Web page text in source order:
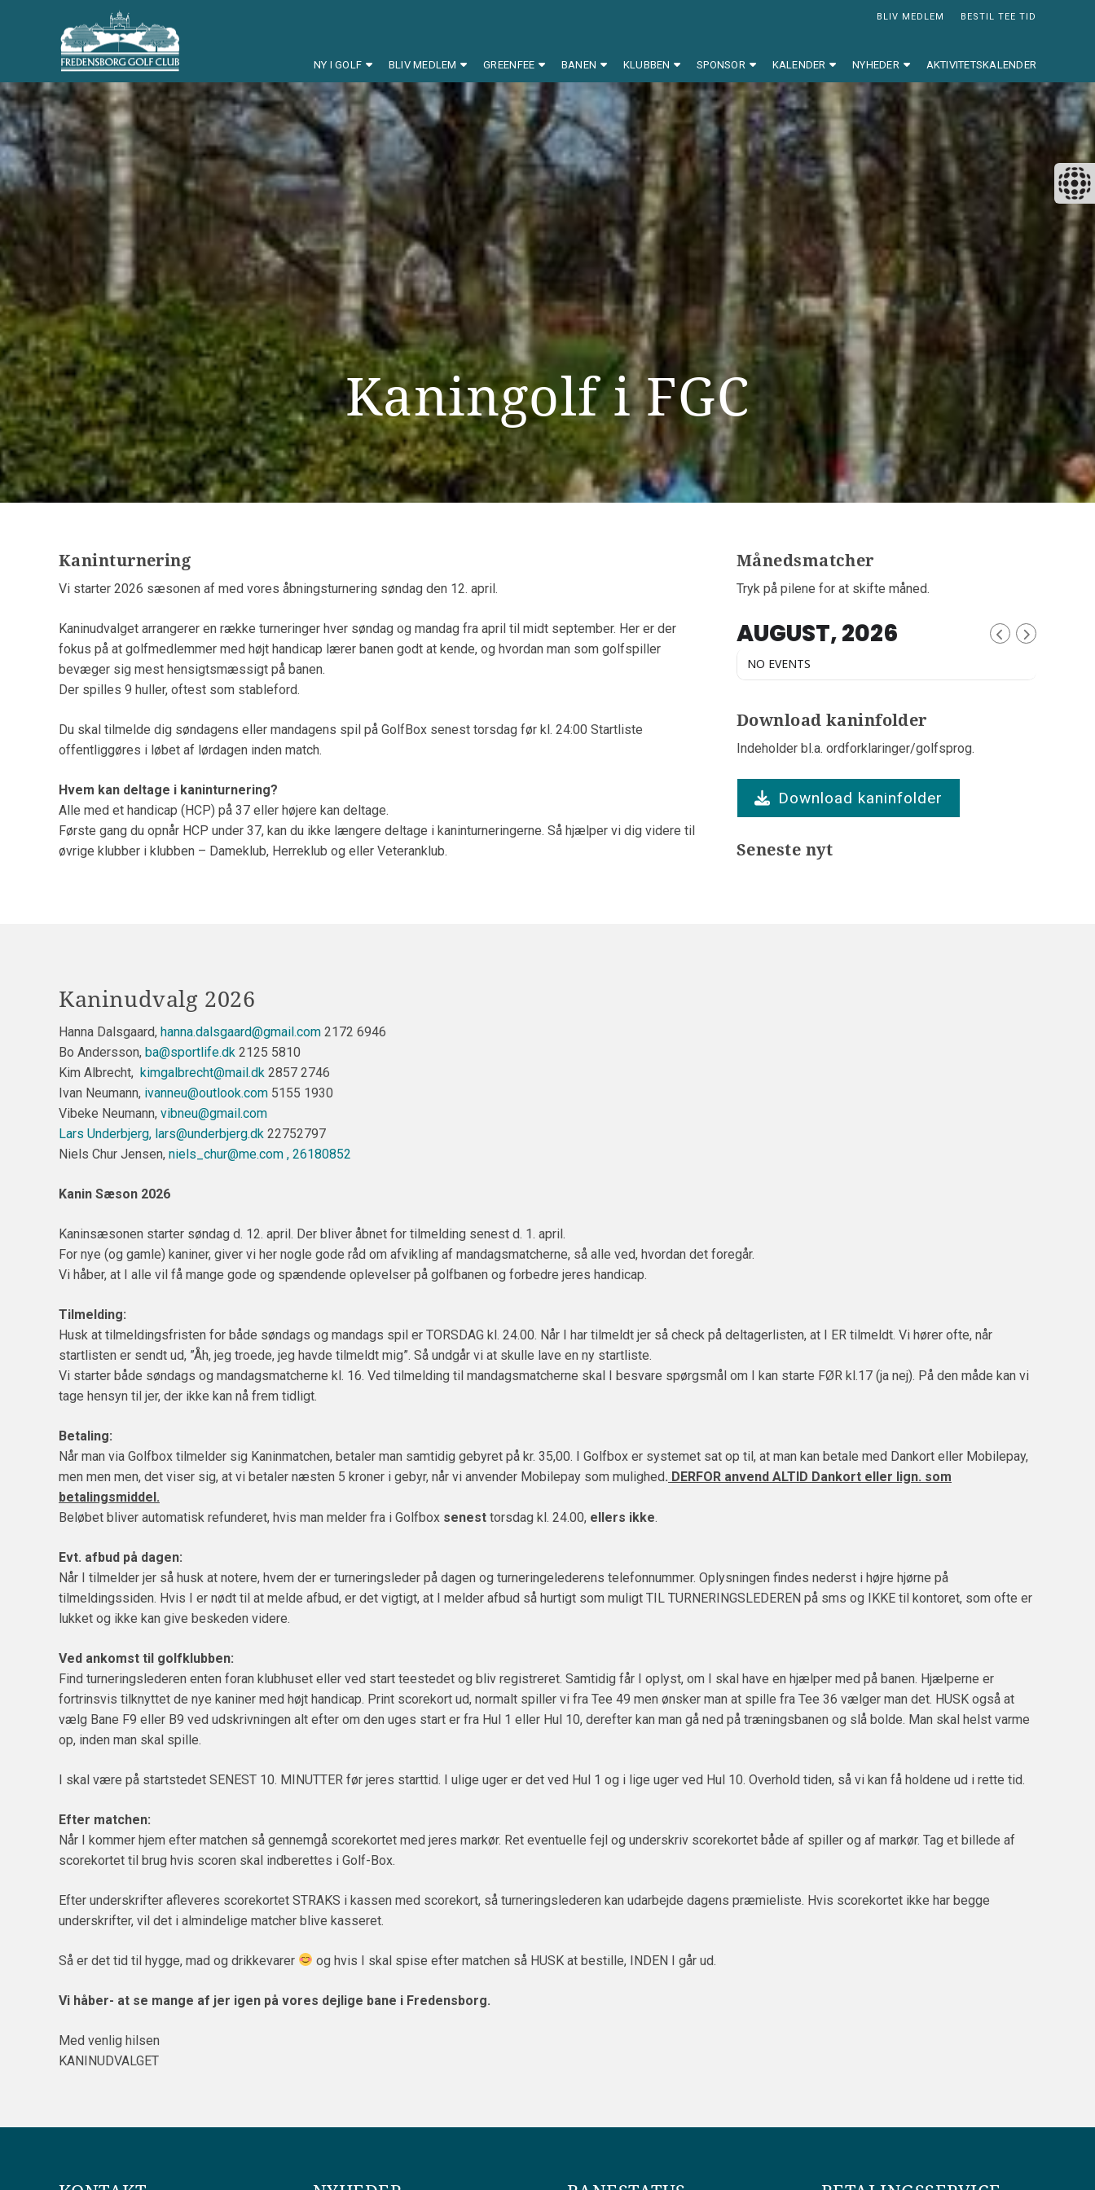
BLIV MEDLEM BESTIL TEE TID
NY I GOLF BLIV MEDLEM GREENFEE BANEN KLUBBEN SPONSOR KALENDER NYHEDER AKTIVITETSKALENDER
Kaningolf i FGC
Kaninturnering
Vi starter 2026 sæsonen af med vores åbningsturnering søndag den 12. april.
Kaninudvalget arrangerer en række turneringer hver søndag og mandag fra april til midt september. Her er der
fokus på at golfmedlemmer med højt handicap lærer banen godt at kende, og hvordan man som golfspiller
bevæger sig mest hensigtsmæssigt på banen.
Der spilles 9 huller, oftest som stableford.
Du skal tilmelde dig søndagens eller mandagens spil på GolfBox senest torsdag før kl. 24:00 Startliste
offentliggøres i løbet af lørdagen inden match.
Hvem kan deltage i kaninturnering?
Alle med et handicap (HCP) på 37 eller højere kan deltage.
Første gang du opnår HCP under 37, kan du ikke længere deltage i kaninturneringerne. Så hjælper vi dig videre til
øvrige klubber i klubben – Dameklub, Herreklub og eller Veteranklub.
Månedsmatcher
Tryk på pilene for at skifte måned.
AUGUST, 2026
NO EVENTS
Download kaninfolder
Indeholder bl.a. ordforklaringer/golfsprog.
Download kaninfolder
Seneste nyt
Kaninudvalg 2026
Hanna Dalsgaard, hanna.dalsgaard@gmail.com 2172 6946
Bo Andersson, ba@sportlife.dk 2125 5810
Kim Albrecht, kimgalbrecht@mail.dk 2857 2746
Ivan Neumann, ivanneu@outlook.com 5155 1930
Vibeke Neumann, vibneu@gmail.com
Lars Underbjerg, lars@underbjerg.dk 22752797
Niels Chur Jensen, niels_chur@me.com , 26180852
Kanin Sæson 2026
Kaninsæsonen starter søndag d. 12. april. Der bliver åbnet for tilmelding senest d. 1. april.
For nye (og gamle) kaniner, giver vi her nogle gode råd om afvikling af mandagsmatcherne, så alle ved, hvordan det foregår.
Vi håber, at I alle vil få mange gode og spændende oplevelser på golfbanen og forbedre jeres handicap.
Tilmelding:
Husk at tilmeldingsfristen for både søndags og mandags spil er TORSDAG kl. 24.00. Når I har tilmeldt jer så check på deltagerlisten, at I ER tilmeldt. Vi hører ofte, når
startlisten er sendt ud, ”Åh, jeg troede, jeg havde tilmeldt mig”. Så undgår vi at skulle lave en ny startliste.
Vi starter både søndags og mandagsmatcherne kl. 16. Ved tilmelding til mandagsmatcherne skal I besvare spørgsmål om I kan starte FØR kl.17 (ja nej). På den måde kan vi
tage hensyn til jer, der ikke kan nå frem tidligt.
Betaling:
Når man via Golfbox tilmelder sig Kaninmatchen, betaler man samtidig gebyret på kr. 35,00. I Golfbox er systemet sat op til, at man kan betale med Dankort eller Mobilepay,
men men men, det viser sig, at vi betaler næsten 5 kroner i gebyr, når vi anvender Mobilepay som mulighed. DERFOR anvend ALTID Dankort eller lign. som
betalingsmiddel.
Beløbet bliver automatisk refunderet, hvis man melder fra i Golfbox senest torsdag kl. 24.00, ellers ikke.
Evt. afbud på dagen:
Når I tilmelder jer så husk at notere, hvem der er turneringsleder på dagen og turneringelederens telefonnummer. Oplysningen findes nederst i højre hjørne på
tilmeldingssiden. Hvis I er nødt til at melde afbud, er det vigtigt, at I melder afbud så hurtigt som muligt TIL TURNERINGSLEDEREN på sms og IKKE til kontoret, som ofte er
lukket og ikke kan give beskeden videre.
Ved ankomst til golfklubben:
Find turneringslederen enten foran klubhuset eller ved start teestedet og bliv registreret. Samtidig får I oplyst, om I skal have en hjælper med på banen. Hjælperne er
fortrinsvis tilknyttet de nye kaniner med højt handicap. Print scorekort ud, normalt spiller vi fra Tee 49 men ønsker man at spille fra Tee 36 vælger man det. HUSK også at
vælg Bane F9 eller B9 ved udskrivningen alt efter om den uges start er fra Hul 1 eller Hul 10, derefter kan man gå ned på træningsbanen og slå bolde. Man skal helst varme
op, inden man skal spille.
I skal være på startstedet SENEST 10. MINUTTER før jeres starttid. I ulige uger er det ved Hul 1 og i lige uger ved Hul 10. Overhold tiden, så vi kan få holdene ud i rette tid.
Efter matchen:
Når I kommer hjem efter matchen så gennemgå scorekortet med jeres markør. Ret eventuelle fejl og underskriv scorekortet både af spiller og af markør. Tag et billede af
scorekortet til brug hvis scoren skal indberettes i Golf-Box.
Efter underskrifter afleveres scorekortet STRAKS i kassen med scorekort, så turneringslederen kan udarbejde dagens præmieliste. Hvis scorekortet ikke har begge
underskrifter, vil det i almindelige matcher blive kasseret.
Så er det tid til hygge, mad og drikkevarer og hvis I skal spise efter matchen så HUSK at bestille, INDEN I går ud.
Vi håber- at se mange af jer igen på vores dejlige bane i Fredensborg.
Med venlig hilsen
KANINUDVALGET